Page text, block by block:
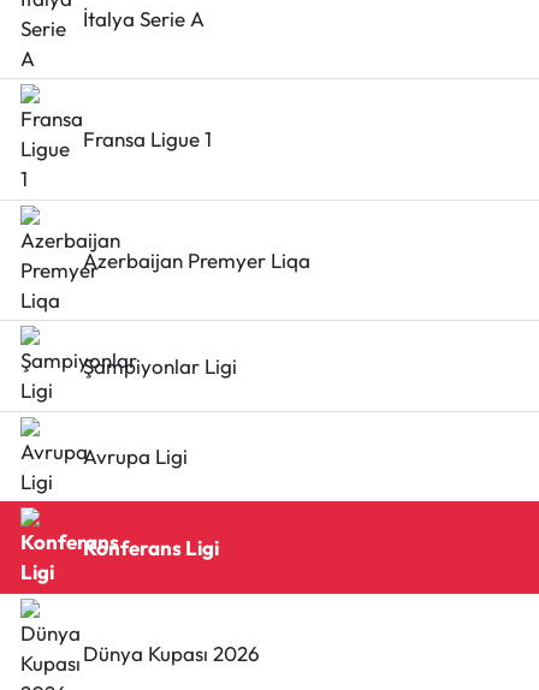
İtalya Serie A
Fransa Ligue 1
Azerbaijan Premyer Liqa
Şampiyonlar Ligi
Avrupa Ligi
Konferans Ligi
Dünya Kupası 2026
Yemek Tarifleri